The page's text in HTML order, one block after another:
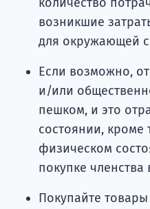
возникшие
для окружающей
Если возможно,
и/или
пешком, и это
состоянии, кроме
физическом
покупке
Покупайте